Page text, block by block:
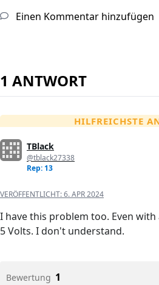
Einen Kommentar hinzufügen
1 ANTWORT
HILFREICHSTE
TBlack
@tblack27338
Rep: 13
VERÖFFENTLICHT:6. APR 2024
I have this problem too. Even
5 Volts. I don't understand.
Bewertung 1